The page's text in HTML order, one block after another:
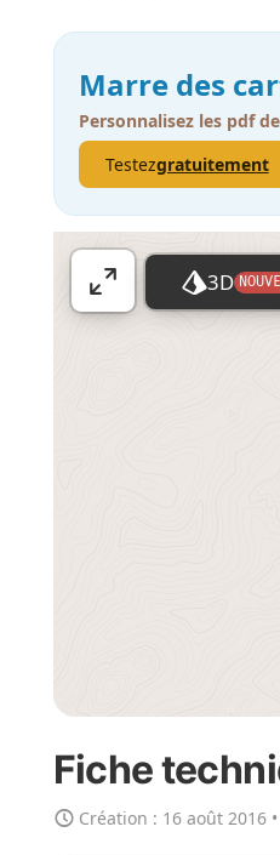
Marre des
Personnalisez les pdf
Testezgratuitement
A
ff
e
n
g
r
3D
Fiche
Création : 16 août 2016